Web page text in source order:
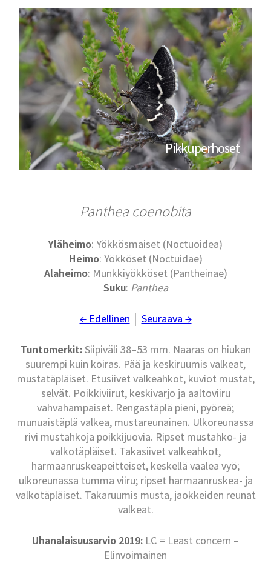
Pikkuperhoset
Panthea coenobita
Yläheimo: Yökkösmaiset (Noctuoidea)
Heimo: Yökköset (Noctuidae)
Alaheimo: Munkkiyökköset (Pantheinae)
Suku: Panthea
← Edellinen Seuraava →
Tuntomerkit:Siipiväli 38–53 mm. Naaras on hiukan
suurempi kuin koiras. Pää ja keskiruumis valkeat,
mustatäpläiset. Etusiivet valkeahkot, kuviot mustat,
selvät. Poikkiviirut, keskivarjo ja aaltoviiru
vahvahampaiset. Rengastäplä pieni, pyöreä;
munuaistäplä valkea, mustareunainen. Ulkoreunassa
rivi mustahkoja poikkijuovia. Ripset mustahko- ja
valkotäpläiset. Takasiivet valkeahkot,
harmaanruskeapeitteiset, keskellä vaalea vyö;
ulkoreunassa tumma viiru; ripset harmaanruskea- ja
valkotäpläiset. Takaruumis musta, jaokkeiden reunat
valkeat.
Uhanalaisuusarvio 2019: LC = Least concern –
Elinvoimainen